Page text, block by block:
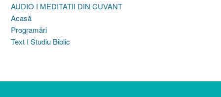
AUDIO I MEDITATII DIN CUVANT
Acasă
Programări
Text I Studiu Biblic